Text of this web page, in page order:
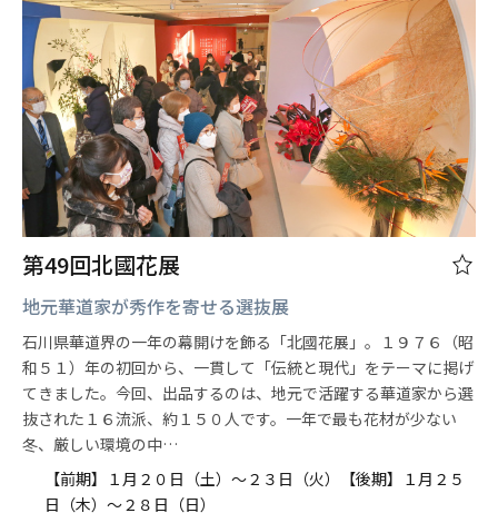
第49回北國花展
地元華道家が秀作を寄せる選抜展
石川県華道界の一年の幕開けを飾る「北國花展」。１９７６（昭
和５１）年の初回から、一貫して「伝統と現代」をテーマに掲げ
てきました。今回、出品するのは、地元で活躍する華道家から選
抜された１６流派、約１５０人です。一年で最も花材が少ない
冬、厳しい環境の中…
【前期】１月２０日（土）～２３日（火）【後期】１月２５
日（木）～２８日（日）